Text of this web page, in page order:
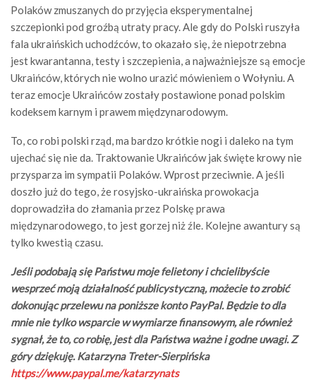
Polaków zmuszanych do przyjęcia eksperymentalnej
szczepionki pod groźbą utraty pracy. Ale gdy do Polski ruszyła
fala ukraińskich uchodźców, to okazało się, że niepotrzebna
jest kwarantanna, testy i szczepienia, a najważniejsze są emocje
Ukraińców, których nie wolno urazić mówieniem o Wołyniu. A
teraz emocje Ukraińców zostały postawione ponad polskim
kodeksem karnym i prawem międzynarodowym.
To, co robi polski rząd, ma bardzo krótkie nogi i daleko na tym
ujechać się nie da. Traktowanie Ukraińców jak święte krowy nie
przysparza im sympatii Polaków. Wprost przeciwnie. A jeśli
doszło już do tego, że rosyjsko-ukraińska prowokacja
doprowadziła do złamania przez Polskę prawa
międzynarodowego, to jest gorzej niż źle. Kolejne awantury są
tylko kwestią czasu.
Jeśli podobają się Państwu moje felietony i chcielibyście
wesprzeć moją działalność publicystyczną, możecie to zrobić
dokonując przelewu na poniższe konto PayPal. Będzie to dla
mnie nie tylko wsparcie w wymiarze finansowym, ale również
sygnał, że to, co robię, jest dla Państwa ważne i godne uwagi. Z
góry dziękuję. Katarzyna Treter-Sierpińska
https://www.paypal.me/katarzynats